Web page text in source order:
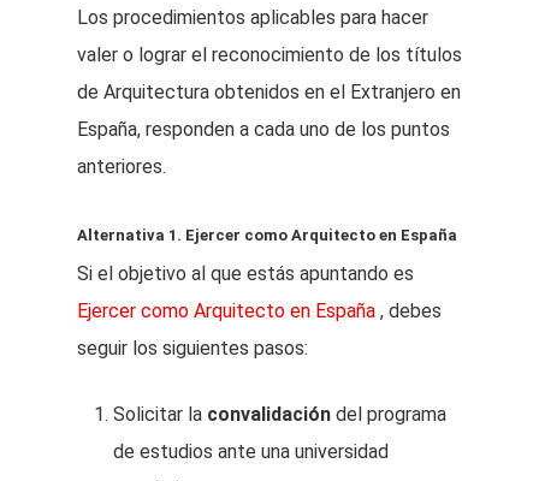
Los procedimientos aplicables para hacer
valer o lograr el reconocimiento de los títulos
de Arquitectura obtenidos en el Extranjero en
España, responden a cada uno de los puntos
anteriores.
Alternativa 1. Ejercer como Arquitecto en España
Si el objetivo al que estás apuntando es
Ejercer como Arquitecto en España , debes
seguir los siguientes pasos:
Solicitar la convalidación del programa
de estudios ante una universidad